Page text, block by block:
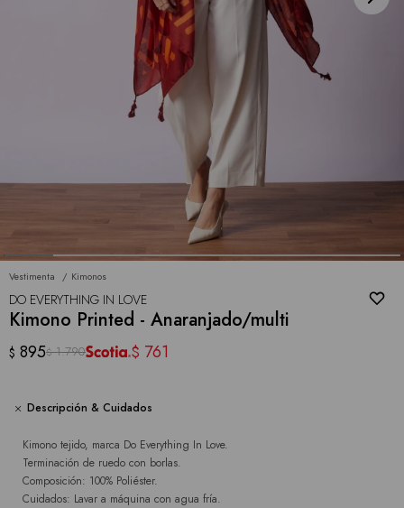
Vestimenta Kimonos
DO EVERYTHING IN LOVE
Kimono Printed - Anaranjado/multi
$ 895$ 1.790 $ 761
Descripción & Cuidados
Kimono tejido, marca Do Everything In Love.
Terminación de ruedo con borlas.
Composición: 100% Poliéster.
Cuidados: Lavar a máquina con agua fría.